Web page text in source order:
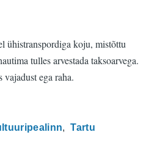
ühistranspordiga koju, mistõttu
tulles arvestada taksoarvega.
ega raha.
Tartu